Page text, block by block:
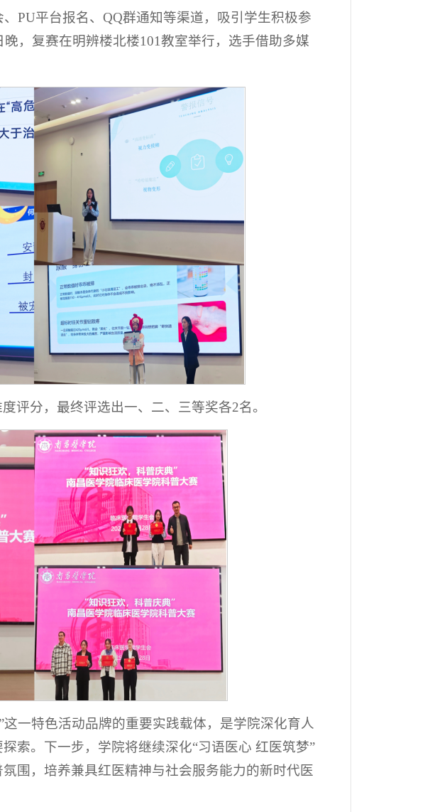
PU平台报名、QQ群通知等渠道，吸引学生积极参
，复赛在明辨楼北楼101教室举行，选手借助多媒
评分，最终评选出一、二、三等奖各2名。
一特色活动品牌的重要实践载体，是学院深化育人
索。下一步，学院将继续深化“习语医心 红医筑梦”
围，培养兼具红医精神与社会服务能力的新时代医